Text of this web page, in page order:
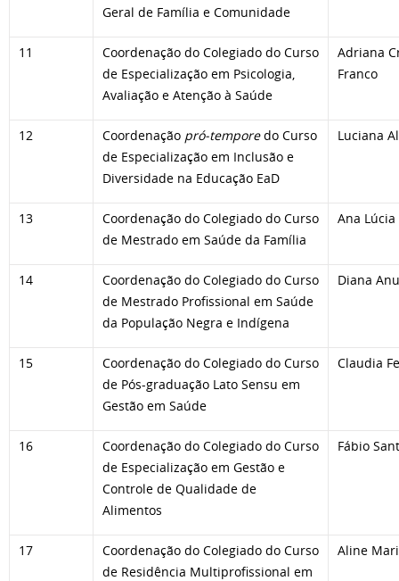
Geral de Família e Comunidade
11
Coordenação do Colegiado do Curso
de Especialização em Psicologia,
Avaliação e Atenção à Saúde
Adriana
Franco
12 Coordenação pró-temporedo Curso
de Especialização em Inclusão e
Diversidade na Educação EaD
Luciana
13
Coordenação do Colegiado do Curso
de Mestrado em Saúde da Família
Ana
14
Coordenação do Colegiado do Curso
de Mestrado Profissional em Saúde
da População Negra e Indígena
Diana
15
Coordenação do Colegiado do Curso
de Pós-graduação Lato Sensu em
Gestão em Saúde
Claudia
16
Coordenação do Colegiado do Curso
de Especialização em Gestão e
Controle de Qualidade de
Alimentos
Fábio
17
Coordenação do Colegiado do Curso
de Residência Multiprofissional em
Aline